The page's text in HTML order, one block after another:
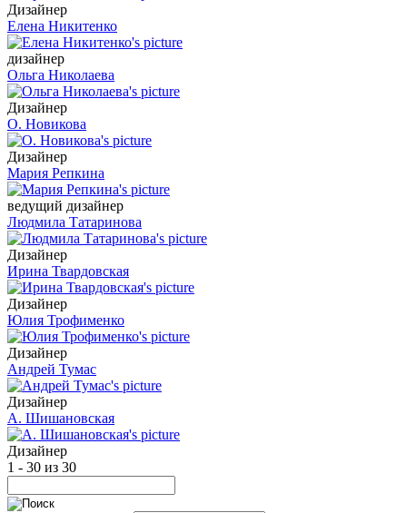
Дизайнер
Елена Никитенко
дизайнер
Ольга Николаева
Дизайнер
О. Новикова
Дизайнер
Мария Репкина
ведущий дизайнер
Людмила Татаринова
Дизайнер
Ирина Твардовская
Дизайнер
Юлия Трофименко
Дизайнер
Андрей Тумас
Дизайнер
А. Шишановская
Дизайнер
1 - 30 из 30